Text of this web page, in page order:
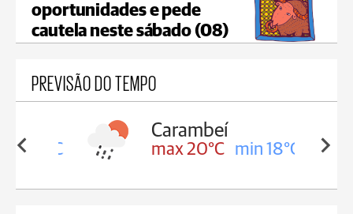
oportunidades e pede
cautela neste sábado (08)
PREVISÃO DO TEMPO
18°C
Carambeí
max 20°C min 18°C